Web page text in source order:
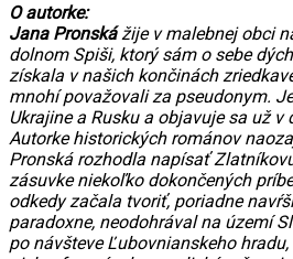
O autorke:
Jana Pronskážije v malebnej obci
dolnom Spiši, ktorý sám o sebe
získala v našich končinách
mnohí považovali za pseudonym.
Ukrajine a Rusku a objavuje sa už v
Autorke historických románov
Pronská rozhodla napísať
zásuvke niekoľko dokončených
odkedy začala tvoriť, poriadne
paradoxne, neodohrával na území
po návšteve Ľubovnianskeho